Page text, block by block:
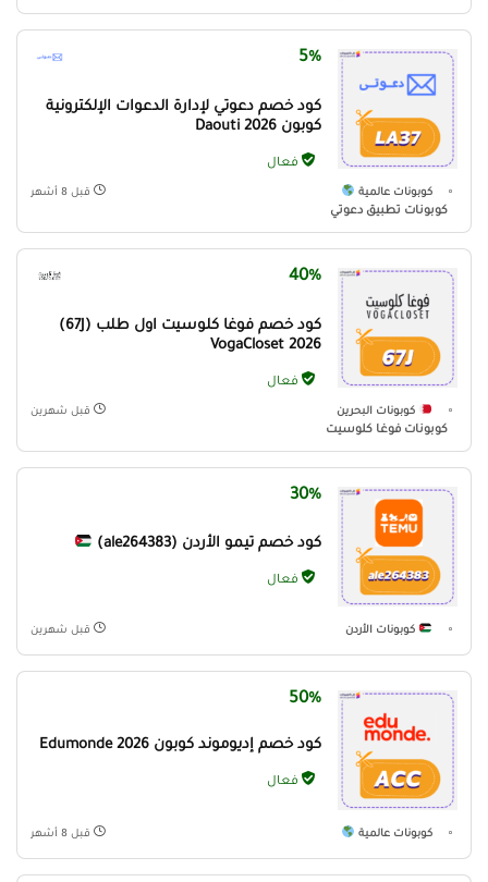
5%
كود خصم دعوتي لإدارة الدعوات الإلكترونية
كوبون Daouti 2026
فعال
كوبونات عالمية
كوبونات تطبيق دعوتي
قبل 8 أشهر
40%
كود خصم فوغا كلوسيت اول طلب (67J)
VogaCloset 2026
فعال
كوبونات البحرين
كوبونات فوغا كلوسيت
قبل شهرين
30%
كود خصم تيمو الأردن (ale264383)
فعال
كوبونات الأردن قبل شهرين
50%
كود خصم إديوموند كوبون Edumonde 2026
فعال
كوبونات عالمية قبل 8 أشهر